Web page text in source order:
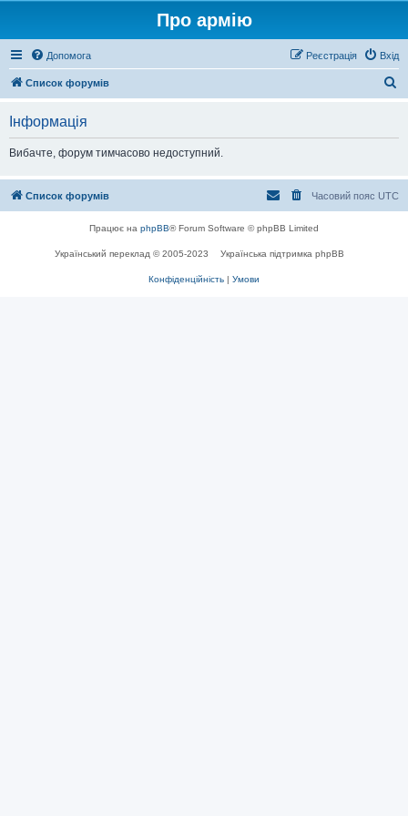
Про армію
Допомога Вхід
Реєстрація
Список форумів
Інформація
Вибачте, форум тимчасово недоступний.
Список форумів Часовий пояс UTC
Працює на phpBB® Forum Software © phpBB Limited
Український переклад © 2005-2023 Українська підтримка phpBB
Конфіденційність | Умови